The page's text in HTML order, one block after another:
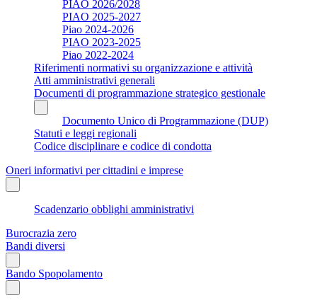
PIAO 2026/2028
PIAO 2025-2027
Piao 2024-2026
PIAO 2023-2025
Piao 2022-2024
Riferimenti normativi su organizzazione e attività
Atti amministrativi generali
Documenti di programmazione strategico gestionale
Documento Unico di Programmazione (DUP)
Statuti e leggi regionali
Codice disciplinare e codice di condotta
Oneri informativi per cittadini e imprese
Scadenzario obblighi amministrativi
Burocrazia zero
Bandi diversi
Bando Spopolamento